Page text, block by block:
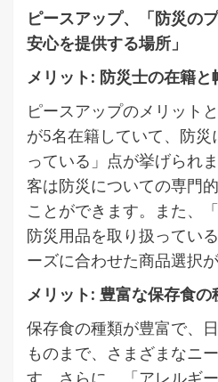
ピースアップ、「防災の
安心を提供する場所」
メリット: 防災士の在籍
ピースアップのメリット
が5名在籍していて、防
っている」点が挙げられ
客は防災についての専門
ことができます。また、
防災用品を取り扱ってい
ーズに合わせた商品選択が
メリット: 豊富な保存食の
保存食の種類が豊富で、
ものまで、さまざまなニ
す。さらに、「アレルギ